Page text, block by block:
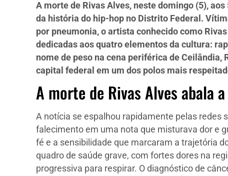
A morte de Rivas Alves, neste domingo (5),
da história do hip-hop no Distrito Federal.
por pneumonia, o artista conhecido como
dedicadas aos quatro elementos da cultura:
nome de peso na cena periférica de
capital federal em um dos polos mais
A morte de Rivas Alves abala
A notícia se espalhou rapidamente pelas redes
falecimento em uma nota que misturava dor e
fé e a sensibilidade que marcaram a trajetória
quadro de saúde grave, com fortes dores na
progressiva para respirar. O diagnóstico de